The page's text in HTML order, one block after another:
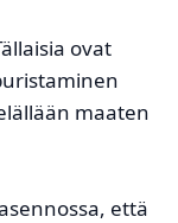
ovat
maaten
että